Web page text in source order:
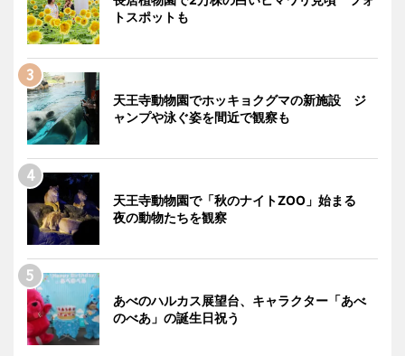
トスポットも
天王寺動物園でホッキョクグマの新施設 ジ
ャンプや泳ぐ姿を間近で観察も
天王寺動物園で「秋のナイトZOO」始まる
夜の動物たちを観察
あべのハルカス展望台、キャラクター「あべ
のべあ」の誕生日祝う